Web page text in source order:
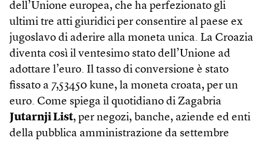
dell’Unione europea, che ha perfezionato gli
ultimi tre atti giuridici per consentire al paese ex
jugoslavo di aderire alla moneta unica. La Croazia
diventa così il ventesimo stato dell’Unione ad
adottare l’euro. Il tasso di conversione è stato
fissato a 7,53450 kune, la moneta croata, per un
euro. Come spiega il quotidiano di Zagabria
Jutarnji List, per negozi, banche, aziende ed enti
della pubblica amministrazione da settembre